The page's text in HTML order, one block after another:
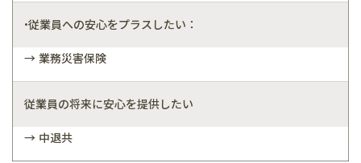
•従業員への安心をプラスしたい：
→ 業務災害保険
従業員の将来に安心を提供したい
→ 中退共